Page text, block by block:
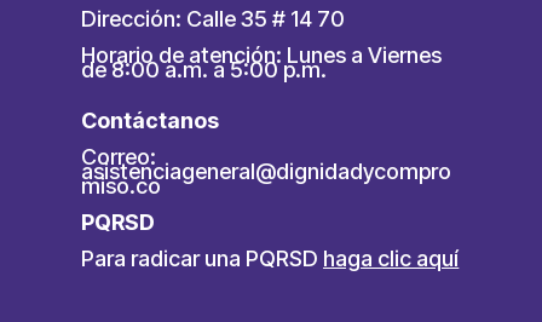
Dirección: Calle 35 # 14 70
Horario de atención: Lunes a Viernes
de 8:00 a.m. a 5:00 p.m.
Contáctanos
Correo:
asistenciageneral@dignidadycompro
miso.co
PQRSD
Para radicar una PQRSD haga clic aquí